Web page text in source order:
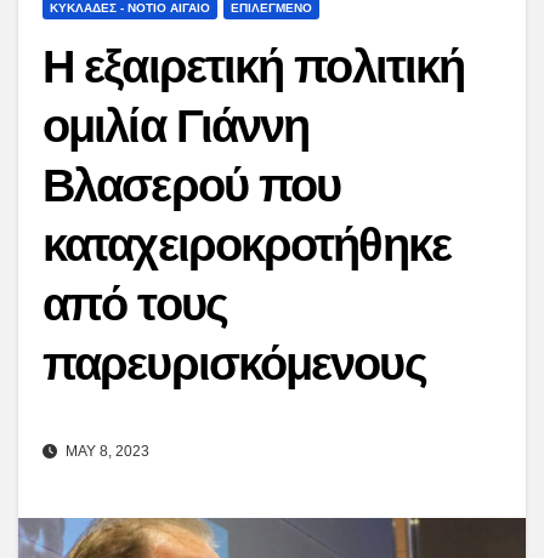
ΚΥΚΛΑΔΕΣ - ΝΟΤΙΟ ΑΙΓΑΙΟ ΕΠΙΛΕΓΜΕΝΟ
Η εξαιρετική πολιτική
ομιλία Γιάννη
Βλασερού που
καταχειροκροτήθηκε
από τους
παρευρισκόμενους
MAY 8, 2023